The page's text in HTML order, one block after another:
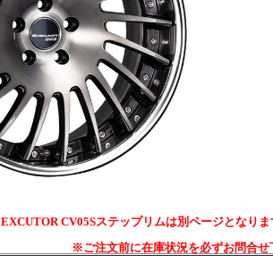
EXCUTOR CV05Sステップリムは別ページとなり
※ご注文前に在庫状況を必ずお問合せ